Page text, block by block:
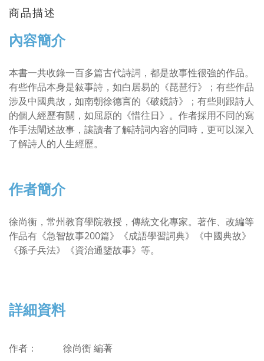
商品描述
內容簡介
本書一共收錄一百多篇古代詩詞，都是故事性很強的作品。
有些作品本身是敍事詩，如白居易的《琵琶行》；有些作品
涉及中國典故，如南朝徐德言的《破鏡詩》；有些則跟詩人
的個人經歷有關，如屈原的《惜往日》。作者採用不同的寫
作手法闡述故事，讓讀者了解詩詞內容的同時，更可以深入
了解詩人的人生經歷。
作者簡介
徐尚衡，常州教育學院教授，傳統文化專家。著作、改編等
作品有《急智故事200篇》《成語學習詞典》《中國典故》
《孫子兵法》《資治通鑒故事》等。
詳細資料
作者： 徐尚衡 編著